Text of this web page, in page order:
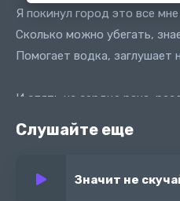
Я покинул город это все
Сколько можно убегать,
Помогает водка, заглушает
И опять на сердце рана,
И ты снова в клубе пьяна,
Твои мысли это запах, но не
Слушайте еще